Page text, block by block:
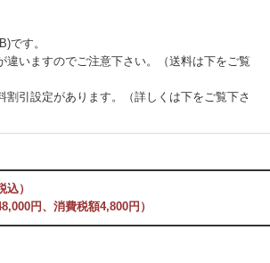
です。
違いますのでご注意下さい。（送料は下をご覧
割引設定があります。（詳しくは下をご覧下さ
）
円、消費税額4,800円）